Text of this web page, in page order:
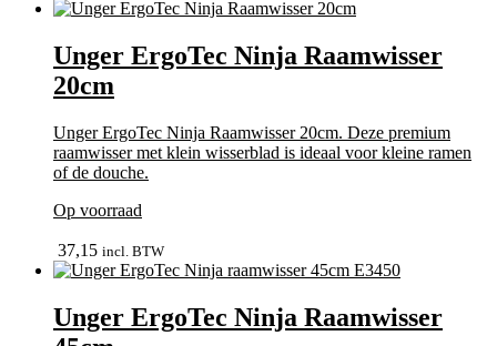
Unger ErgoTec Ninja Raamwisser
20cm
Unger ErgoTec Ninja Raamwisser 20cm. Deze premium
raamwisser met klein wisserblad is ideaal voor kleine ramen
of de douche.
Op voorraad
37,15 incl. BTW
Unger ErgoTec Ninja Raamwisser